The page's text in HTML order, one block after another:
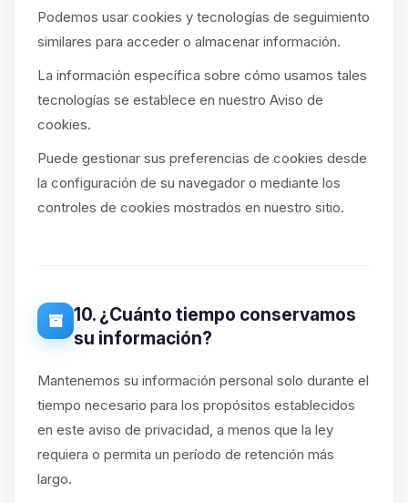
Podemos usar cookies y tecnologías de seguimiento
similares para acceder o almacenar información.
La información específica sobre cómo usamos tales
tecnologías se establece en nuestro Aviso de
cookies.
Puede gestionar sus preferencias de cookies desde
la configuración de su navegador o mediante los
controles de cookies mostrados en nuestro sitio.
10. ¿Cuánto tiempo conservamos
su información?
Mantenemos su información personal solo durante el
tiempo necesario para los propósitos establecidos
en este aviso de privacidad, a menos que la ley
requiera o permita un período de retención más
largo.